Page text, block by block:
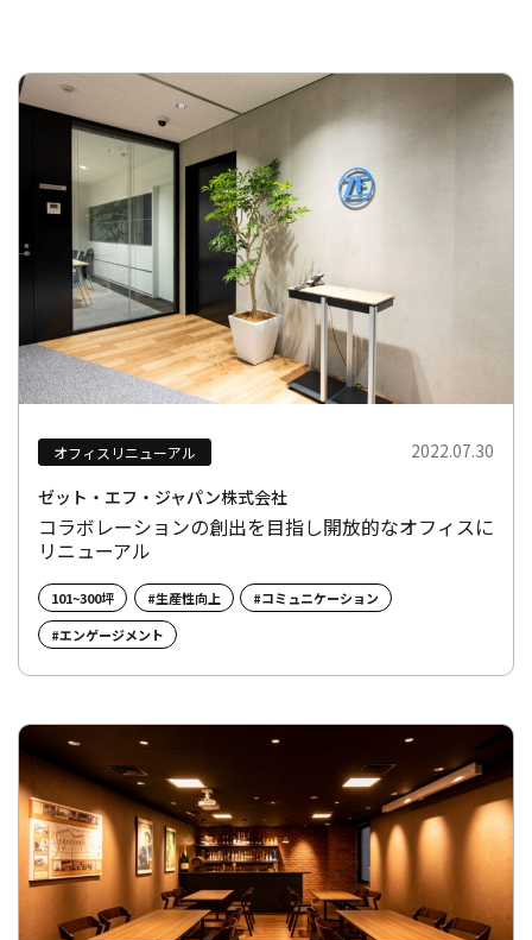
オフィスリニューアル
2022.07.30
ゼット・エフ・ジャパン株式会社
コラボレーションの創出を目指し開放的なオフィスに
リニューアル
101~300坪 #生産性向上
#コミュニケーション
#エンゲージメント